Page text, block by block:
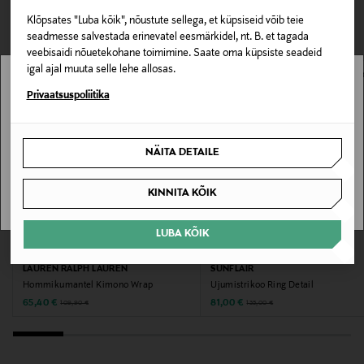
Klõpsates "Luba kõik", nõustute sellega, et küpsiseid võib teie
seadmesse salvestada erinevatel eesmärkidel, nt. B. et tagada
veebisaidi nõuetekohane toimimine. Saate oma küpsiste seadeid
igal ajal muuta selle lehe allosas.
Privaatsuspoliitika
NÄITA DETAILE
KINNITA KÕIK
LUBA KÕIK
80% polüamiid, 20% elastaan
Hooldusjuhendid
INDONEESIA
20601016
VAATASID KA
SOODUSTUS 40%
LAUREN RALPH LAUREN
Hommikumantel Kimono Wrap
Discounted Price
65,40 € Original Price
109,90 €
SOODUSTUS 40%
SUNFLAIR
Ujumistrikoo Ring Detail
Discounted Price
81,00 € Original Price
135,00 €
Stockmann pole Sinu riigis saadaval.
SAAN ARU